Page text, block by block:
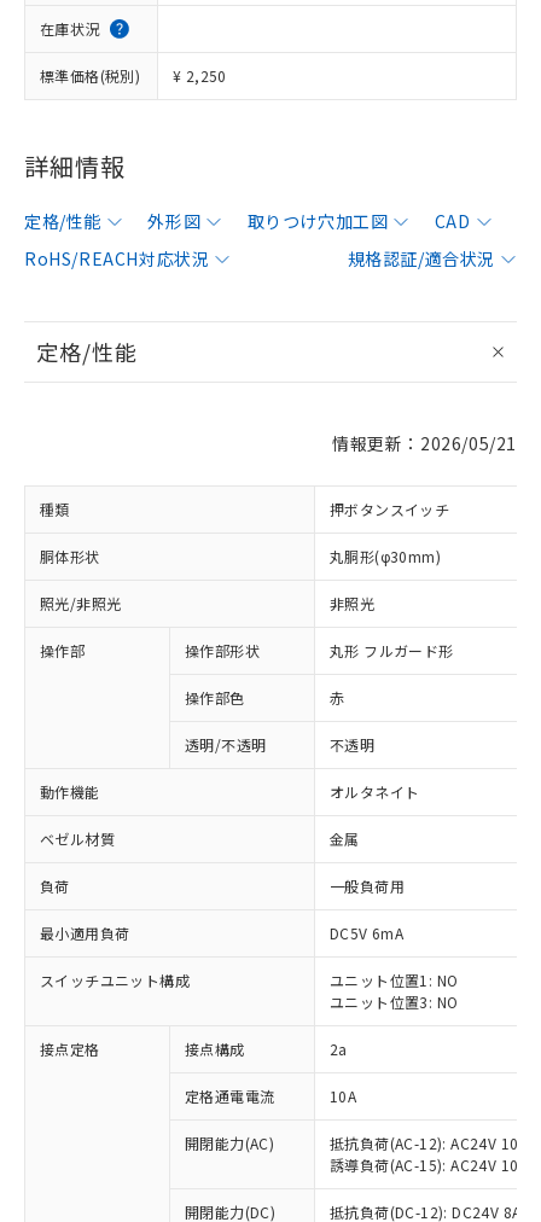
在庫状況
標準価格(税別) ¥ 2,250
詳細情報
定格/性能 外形図 取りつけ穴加工図
CAD
RoHS/REACH対応状況
規格認証/適合状況
定格/性能
情報更新：2026/05/21
種類 押ボタンスイッチ
胴体形状 丸胴形(φ30mm)
照光/非照光 非照光
操作部 操作部形状 丸形 フルガード形
操作部色 赤
透明/不透明 不透明
動作機能 オルタネイト
ベゼル材質 金属
負荷 一般負荷用
最小適用負荷 DC5V 6mA
スイッチユニット構成
ユニット位置1: NO
ユニット位置3: NO
接点定格 接点構成 2a
定格通電電流 10A
開閉能力(AC)
抵抗負荷(AC-12): AC24V 10A/
誘導負荷(AC-15): AC24V
開閉能力(DC) 抵抗負荷(DC-12): DC24V 8A/
ご利用条件
※1 対応状況
対応済み：EU RoHS指令（10物質）の
非含有に対応した製品が提供可能な商品で
対応予定：EU RoHS指令（10物質）の非含
有に対応した製品に切り替える予定のある